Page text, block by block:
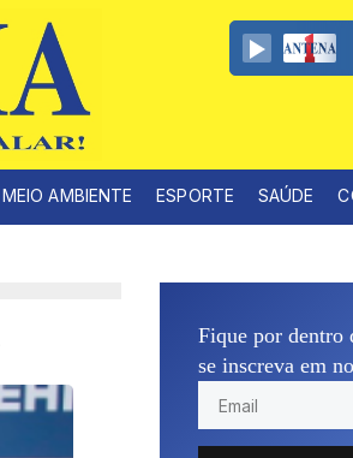
MEIO AMBIENTE ESPORTE SAÚDE
Fique por dentro
se inscreva em